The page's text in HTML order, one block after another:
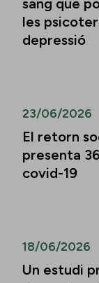
sang que
les
depressió
23/06/2026
El retorn
presenta
covid-19
18/06/2026
Un estudi